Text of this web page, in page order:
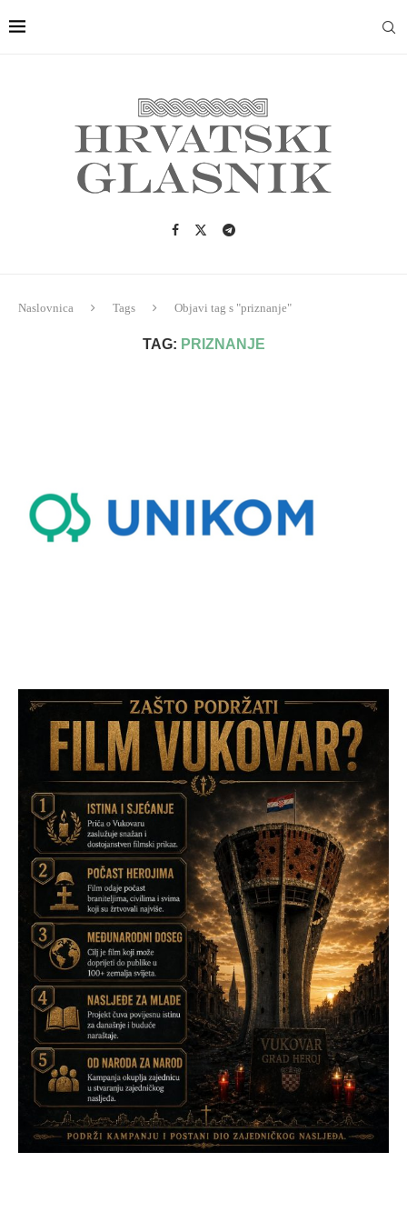
Naslovnica Tags Objavi tag s "priznanje"
TAG: PRIZNANJE